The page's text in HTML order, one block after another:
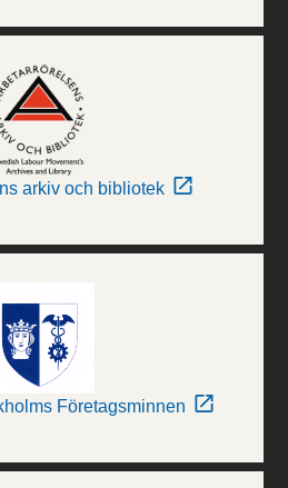
arkiv och bibliotek
Företagsminnen